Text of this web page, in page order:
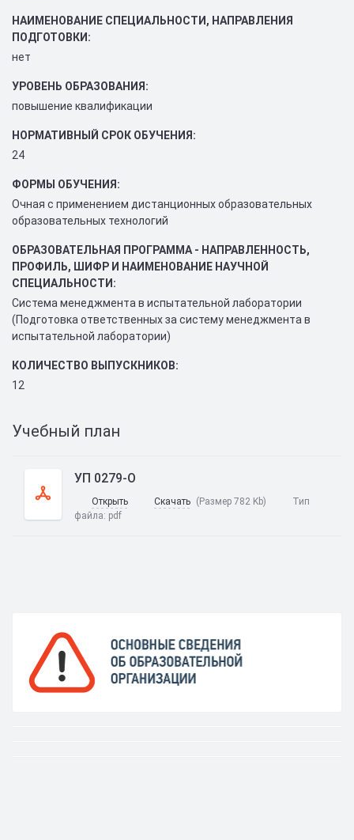
НАИМЕНОВАНИЕ СПЕЦИАЛЬНОСТИ, НАПРАВЛЕНИЯ
ПОДГОТОВКИ:
нет
УРОВЕНЬ ОБРАЗОВАНИЯ:
повышение квалификации
НОРМАТИВНЫЙ СРОК ОБУЧЕНИЯ:
24
ФОРМЫ ОБУЧЕНИЯ:
Очная с применением дистанционных образовательных
образовательных технологий
ОБРАЗОВАТЕЛЬНАЯ ПРОГРАММА - НАПРАВЛЕННОСТЬ,
ПРОФИЛЬ, ШИФР И НАИМЕНОВАНИЕ НАУЧНОЙ
СПЕЦИАЛЬНОСТИ:
Система менеджмента в испытательной лаборатории
(Подготовка ответственных за систему менеджмента в
испытательной лаборатории)
КОЛИЧЕСТВО ВЫПУСКНИКОВ:
12
Учебный план
УП 0279-О
Открыть Скачать (Размер 782 Kb)
Тип
файла: pdf